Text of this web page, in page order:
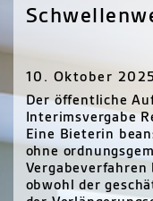
10. Oktober
Der öffentliche
Interimsvergabe
Eine Bieterin
ohne
obwohl der